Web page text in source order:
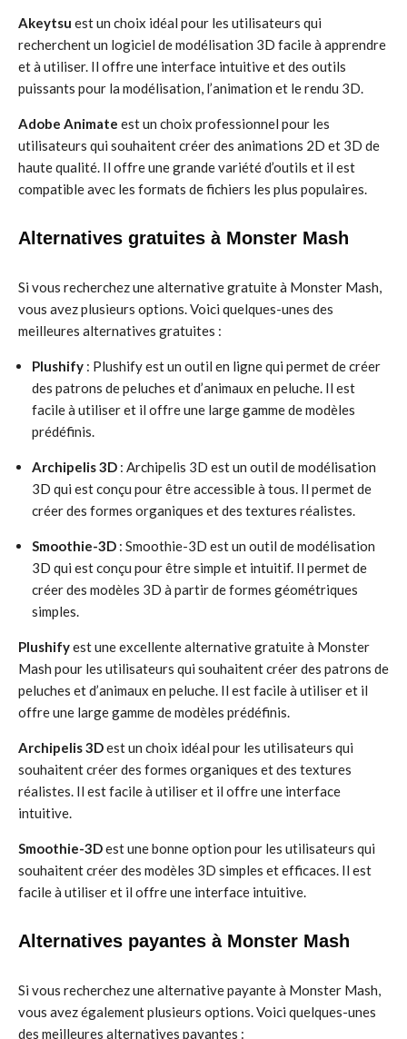
Akeytsu est un choix idéal pour les utilisateurs qui
recherchent un logiciel de modélisation 3D facile à apprendre
et à utiliser. Il offre une interface intuitive et des outils
puissants pour la modélisation, l’animation et le rendu 3D.
Adobe Animate est un choix professionnel pour les
utilisateurs qui souhaitent créer des animations 2D et 3D de
haute qualité. Il offre une grande variété d’outils et il est
compatible avec les formats de fichiers les plus populaires.
Alternatives gratuites à Monster Mash
Si vous recherchez une alternative gratuite à Monster Mash,
vous avez plusieurs options. Voici quelques-unes des
meilleures alternatives gratuites :
Plushify : Plushify est un outil en ligne qui permet de créer
des patrons de peluches et d’animaux en peluche. Il est
facile à utiliser et il offre une large gamme de modèles
prédéfinis.
Archipelis 3D : Archipelis 3D est un outil de modélisation
3D qui est conçu pour être accessible à tous. Il permet de
créer des formes organiques et des textures réalistes.
Smoothie-3D : Smoothie-3D est un outil de modélisation
3D qui est conçu pour être simple et intuitif. Il permet de
créer des modèles 3D à partir de formes géométriques
simples.
Plushifyest une excellente alternative gratuite à Monster
Mash pour les utilisateurs qui souhaitent créer des patrons de
peluches et d’animaux en peluche. Il est facile à utiliser et il
offre une large gamme de modèles prédéfinis.
Archipelis 3Dest un choix idéal pour les utilisateurs qui
souhaitent créer des formes organiques et des textures
réalistes. Il est facile à utiliser et il offre une interface
intuitive.
Smoothie-3Dest une bonne option pour les utilisateurs qui
souhaitent créer des modèles 3D simples et efficaces. Il est
facile à utiliser et il offre une interface intuitive.
Alternatives payantes à Monster Mash
Si vous recherchez une alternative payante à Monster Mash,
vous avez également plusieurs options. Voici quelques-unes
des meilleures alternatives payantes :